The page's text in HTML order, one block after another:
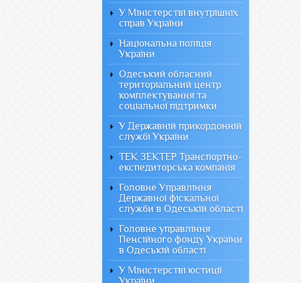
У Міністерстві внутрішніх
справ України
Національна поліція
України
Одеський обласний
територіальний центр
комплектування та
соціальної підтримки
У Державній прикордонній
службі України
ТЕК ЗЕКТЕР Транспортно-
експедиторська компанія
Головне Управління
Державної фіскальної
служби в Одеській області
Головне управління
Пенсійного фонду України
в Одеській області
У Міністерстві юстиції